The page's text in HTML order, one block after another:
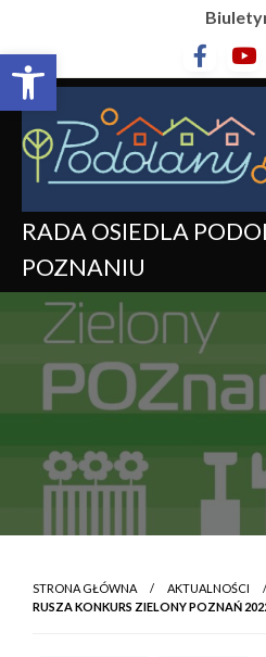
Otwórz pasek
RADA OSIEDLA
POZNANIU
STRONA GŁÓWNA
AKTUALNOŚCI
RUSZA KONKURS ZIELONY POZNAŃ